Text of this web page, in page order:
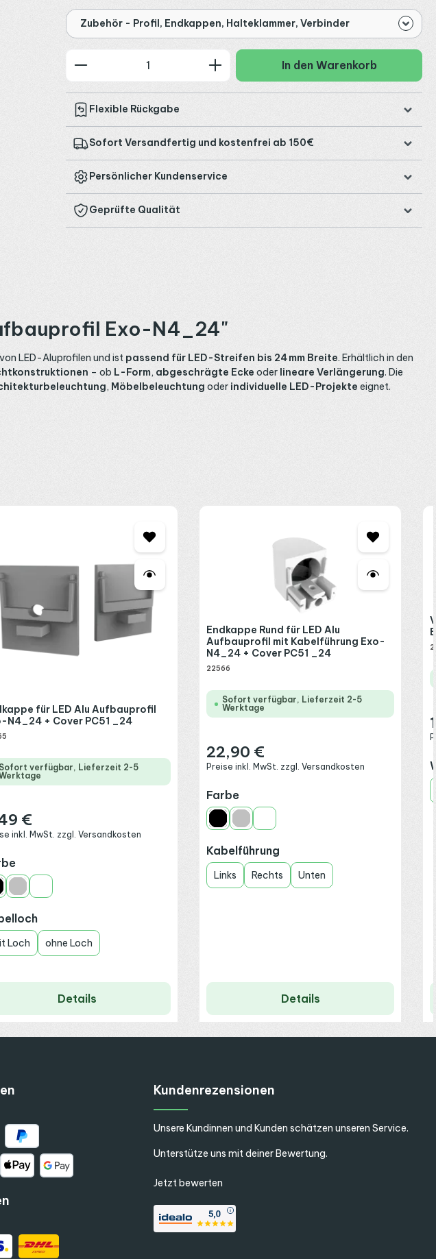
Zubehör - Profil, Endkappen, Halteklammer, Verbinder
Produkt Anzahl: Gib den gewünschten Wert
In den Warenkorb
Flexible Rückgabe
Sofort Versandfertig und kostenfrei ab 150€
Persönlicher Kundenservice
Geprüfte Qualität
Exo-N4_24"
von LED-Aluprofilen und ist passend für LED-Streifen bis 24 mm Breite. Erhältlich in den
– ob L-Form, abgeschrägte Ecke oder lineare Verlängerung. Die
, Möbelbeleuchtung oder individuelle LED-Projekte eignet.
für LED Alu Aufbauprofil
N4_24 + Cover PC51 _24
Sofort verfügbar, Lieferzeit 2-5
Preis:
€
inkl. MwSt. zzgl. Versandkosten
auswählen
Silber Weiß
auswählen
Loch ohne Loch
Details
Endkappe Rund für LED Alu
Aufbauprofil mit Kabelführung Exo-
N4_24 + Cover PC51 _24
22566
Sofort verfügbar, Lieferzeit 2-5
Werktage
Regulärer Preis:
22,90 €
Preise inkl. MwSt. zzgl. Versandkosten
Farbeauswählen
Schwarz
SilberWeiß
Kabelführung
Links Rechts Unten
Details
Kundenrezensionen
Unsere Kundinnen und Kunden schätzen unseren Service.
Unterstütze uns mit deiner Bewertung.
Jetzt bewerten